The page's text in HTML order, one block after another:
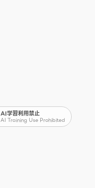
AI学習利用禁止
AI Training Use Prohibited